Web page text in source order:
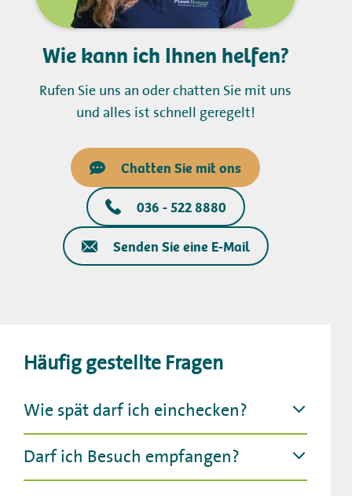
Wie kann ich Ihnen helfen?
Rufen Sie uns an oder chatten Sie mit uns
und alles ist schnell geregelt!
Chatten Sie mit ons
036 - 522 8880
Senden Sie eine E-Mail
Häufig gestellte Fragen
Wie spät darf ich einchecken?
Darf ich Besuch empfangen?